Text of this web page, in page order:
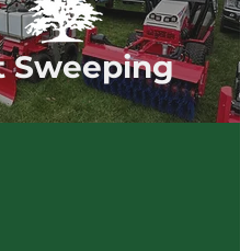
Sweeping